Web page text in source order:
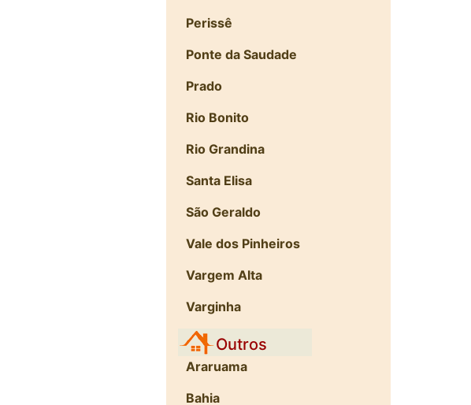
Perissê
Ponte da Saudade
Prado
Rio Bonito
Rio Grandina
Santa Elisa
São Geraldo
Vale dos Pinheiros
Vargem Alta
Varginha
Outros
Araruama
Bahia